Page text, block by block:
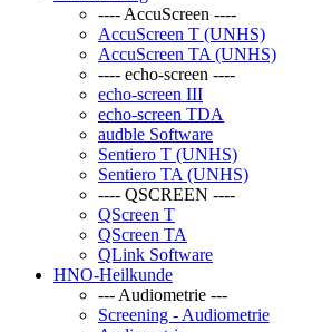
---- AccuScreen ----
AccuScreen T (UNHS)
AccuScreen TA (UNHS)
---- echo-screen ----
echo-screen III
echo-screen TDA
audble Software
Sentiero T (UNHS)
Sentiero TA (UNHS)
---- QSCREEN ----
QScreen T
QScreen TA
QLink Software
HNO-Heilkunde
--- Audiometrie ---
Screening - Audiometrie